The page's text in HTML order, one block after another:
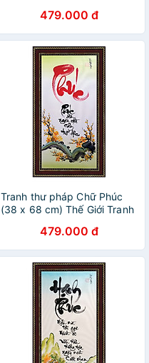
479.000 đ
Tranh thư pháp Chữ Phúc
(38 x 68 cm) Thế Giới Tranh
479.000 đ